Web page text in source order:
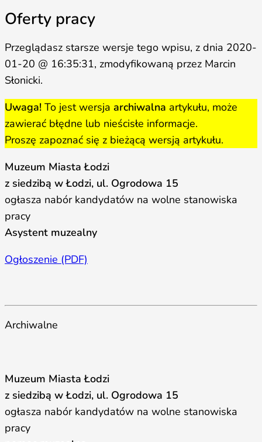
Oferty pracy
Przeglądasz starsze wersje tego wpisu, z dnia 2020-
01-20 @ 16:35:31, zmodyfikowaną przez Marcin
Słonicki.
Uwaga! To jest wersja archiwalna artykułu, może
zawierać błędne lub nieścisłe informacje.
Proszę zapoznać się z bieżącą wersją artykułu.
Muzeum Miasta Łodzi
z siedzibą w Łodzi, ul. Ogrodowa 15
ogłasza nabór kandydatów na wolne stanowiska
pracy
Asystent muzealny
Ogłoszenie (PDF)
Archiwalne
Muzeum Miasta Łodzi
z siedzibą w Łodzi, ul. Ogrodowa 15
ogłasza nabór kandydatów na wolne stanowiska
pracy